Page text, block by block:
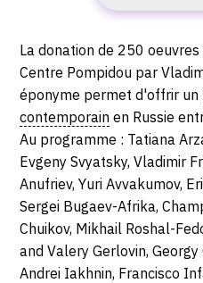
Pompidou,
75004
Paris
Description,
horaires...
La donation de 250
Centre Pompidou par
éponyme permet d'offrir
contemporain en Russie
Au programme : Tatiana
Evgeny Svyatsky, Vladimir
Anufriev, Yuri Avvakumov,
Sergei Bugaev-Afrika,
Chuikov, Mikhail Roshal-
and Valery Gerlovin, Georgy
Andrei Iakhnin, Francisco